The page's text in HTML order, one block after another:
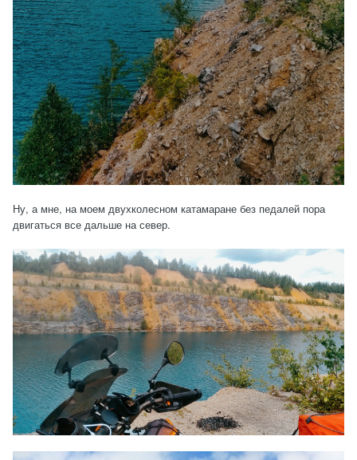
Ну, а мне, на моем двухколесном катамаране без педалей пора
двигаться все дальше на север.